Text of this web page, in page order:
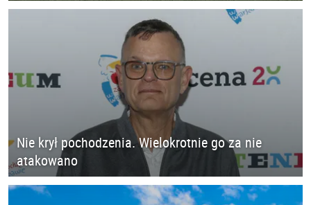
Nie krył pochodzenia. Wielokrotnie go za nie
atakowano